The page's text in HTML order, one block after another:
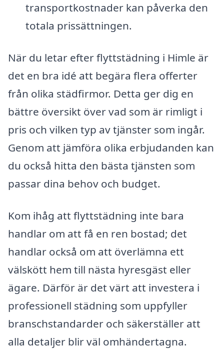
transportkostnader kan påverka den
totala prissättningen.
När du letar efter flyttstädning i Himle är
det en bra idé att begära flera offerter
från olika städfirmor. Detta ger dig en
bättre översikt över vad som är rimligt i
pris och vilken typ av tjänster som ingår.
Genom att jämföra olika erbjudanden kan
du också hitta den bästa tjänsten som
passar dina behov och budget.
Kom ihåg att flyttstädning inte bara
handlar om att få en ren bostad; det
handlar också om att överlämna ett
välskött hem till nästa hyresgäst eller
ägare. Därför är det värt att investera i
professionell städning som uppfyller
branschstandarder och säkerställer att
alla detaljer blir väl omhändertagna.